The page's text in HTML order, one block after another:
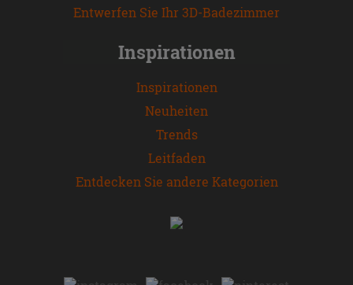
Entwerfen Sie Ihr 3D-Badezimmer
Inspirationen
Inspirationen
Neuheiten
Trends
Leitfaden
Entdecken Sie andere Kategorien